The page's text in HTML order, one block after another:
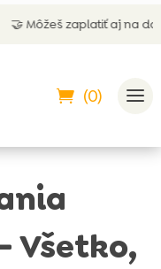
aj na dobierku
(0)
Všetko,